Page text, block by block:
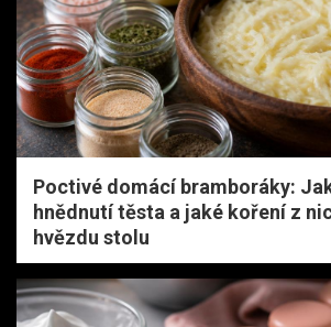
Poctivé domácí bramboráky:
hnědnutí těsta a jaké koření z
hvězdu stolu